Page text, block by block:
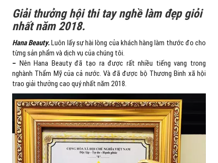
Giải thưởng hội thi tay nghề làm đẹp giỏi
nhất năm 2018.
Hana Beauty.Luôn lấy sự hài lòng của khách hàng làm thước đo cho
từng sản phẩm và dịch vụ của chúng tôi.
– Nên Hana Beauty đã tạo ra được rất nhiều tiếng vang trong
nghành Thẩm Mỹ của cả nước. Và đã được bộ Thương Binh xã hội
trao giải thưởng cao quý nhất năm 2018.